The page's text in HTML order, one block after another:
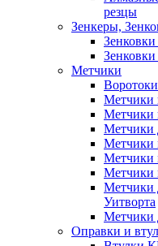
резцы
Зенкеры,
Метчики
Метчики
Метчики
Метчики
Метчики
Метчики
Метчики
Уитворта
Метчики
Оправки и